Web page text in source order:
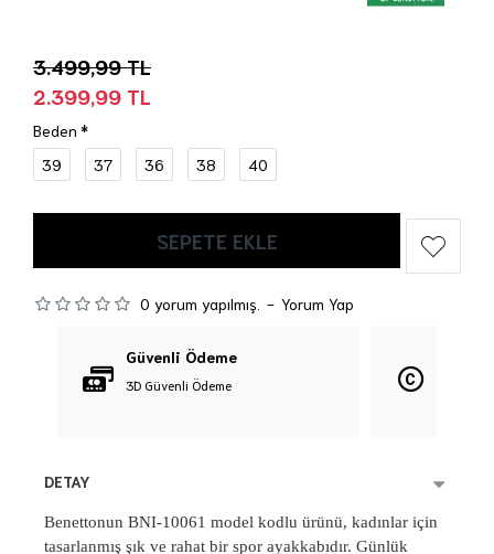
0 yorum yapılmış. - Yorum Yap
2.399,99 TL
3.499,99 TL
Beden
39
37 36 38 40
SEPETE EKLE
Güvenli Ödeme
3D Güvenli Ödeme
DETAY
Benettonun BNI-10061 model kodlu ürünü, kadınlar için
tasarlanmış şık ve rahat bir spor ayakkabıdır. Günlük